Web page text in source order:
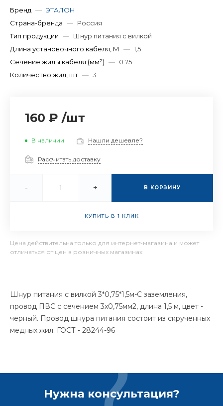
Бренд — ЭТАЛОН
Страна-бренда — Россия
Тип продукции — Шнур питания с вилкой
Длина установочного кабеля, М
— 1,5
Сечение жилы кабеля (мм²) — 0.75
Количество жил, шт — 3
160 ₽ /шт
В наличии Нашли дешевле?
Рассчитать доставку
- + В КОРЗИНУ
КУПИТЬ В 1 КЛИК
Цена действительна только для интернет-магазина и может
отличаться от цен в розничных магазинах
Шнур питания с вилкой 3*0,75*1,5м-С заземления,
провод ПВС с сечением 3x0,75мм2, длина 1,5 м, цвет -
черный. Провод шнура питания состоит из скрученных
медных жил. ГОСТ - 28244-96
Нужна консультация?